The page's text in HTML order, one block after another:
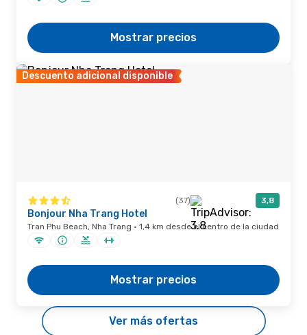
Mostrar precios
Descuento adicional disponible
(37) 3,8
Bonjour Nha Trang Hotel
Tran Phu Beach, Nha Trang · 1,4 km desde el centro de la ciudad
Mostrar precios
Ver más ofertas